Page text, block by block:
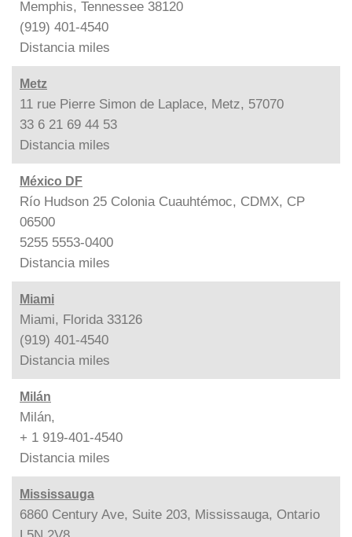
Memphis, Tennessee 38120
(919) 401-4540
Distancia miles
Metz
11 rue Pierre Simon de Laplace, Metz, 57070
33 6 21 69 44 53
Distancia miles
México DF
Río Hudson 25 Colonia Cuauhtémoc, CDMX, CP
06500
5255 5553-0400
Distancia miles
Miami
Miami, Florida 33126
(919) 401-4540
Distancia miles
Milán
Milán,
+ 1 919-401-4540
Distancia miles
Mississauga
6860 Century Ave, Suite 203, Mississauga, Ontario